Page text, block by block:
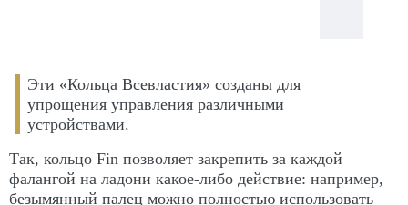
Эти «Кольца Всевластия» созданы для
упрощения управления различными
устройствами.
Так, кольцо Fin позволяет закрепить за каждой
фалангой на ладони какое-либо действие: например,
безымянный палец можно полностью использовать